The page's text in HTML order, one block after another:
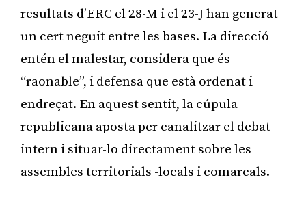
resultats d’ERC el 28-M i el 23-J han generat
un cert neguit entre les bases. La direcció
entén el malestar, considera que és
“raonable”, i defensa que està ordenat i
endreçat. En aquest sentit, la cúpula
republicana aposta per canalitzar el debat
intern i situar-lo directament sobre les
assembles territorials -locals i comarcals.